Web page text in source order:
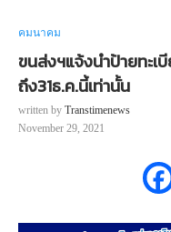
คมนาคม
ขนส่งฯแจ้งนำป้ายทะเ
ถึง31ธ.ค.นี้เท่านั้น
written by Transtimenews
November 29, 2021